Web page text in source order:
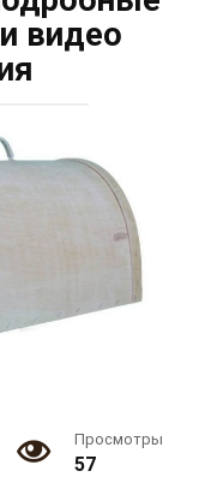
видео
Просмотры
57